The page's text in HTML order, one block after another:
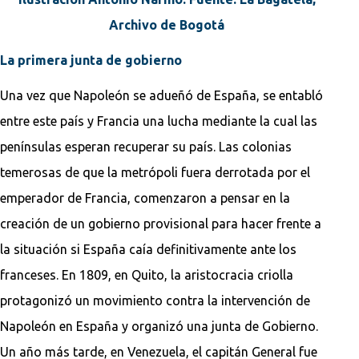
Archivo de Bogotá
La primera junta de gobierno
Una vez que Napoleón se adueñó de España, se entabló
entre este país y Francia una lucha mediante la cual las
penínsulas esperan recuperar su país. Las colonias
temerosas de que la metrópoli fuera derrotada por el
emperador de Francia, comenzaron a pensar en la
creación de un gobierno provisional para hacer frente a
la situación si España caía definitivamente ante los
franceses. En 1809, en Quito, la aristocracia criolla
protagonizó un movimiento contra la intervención de
Napoleón en España y organizó una junta de Gobierno.
Un año más tarde, en Venezuela, el capitán General fue